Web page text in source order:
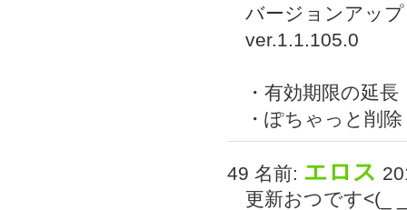
バージョンアッ
ver.1.1.105.0
・有効期限の延長
・ぽちゃっと削除
49 名前: エロス
更新おつです<(_